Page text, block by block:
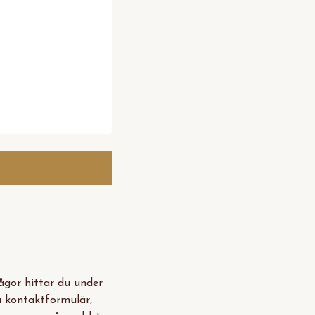
hittar du under
kontaktformulär,